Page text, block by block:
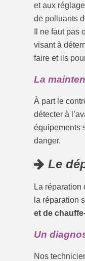
et aux
de polluants
Il ne faut
visant à
faire et ils
La
À part le
détecter à
équipements
danger.
Le
La réparation
la réparation
et de
Un
Nos